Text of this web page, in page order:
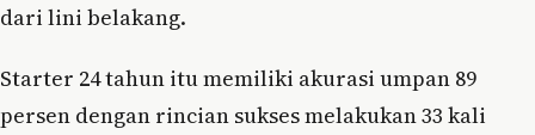
dari lini belakang.
Starter 24 tahun itu memiliki akurasi umpan 89
persen dengan rincian sukses melakukan 33 kali